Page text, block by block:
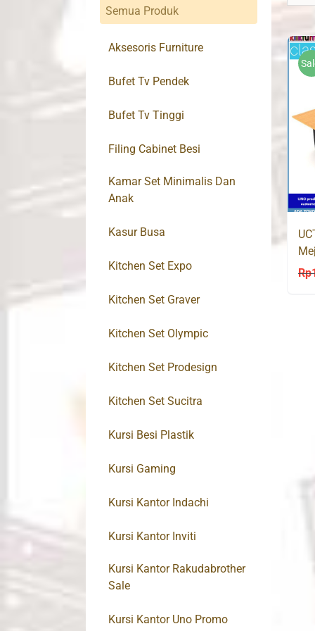
Rp
Semua Produk
Aksesoris Furniture
Bufet Tv Pendek
Bufet Tv Tinggi
Filing Cabinet Besi
Kamar Set Minimalis Dan
Anak
Kasur Busa
Kitchen Set Expo
Kitchen Set Graver
Kitchen Set Olympic
Kitchen Set Prodesign
Kitchen Set Sucitra
Kursi Besi Plastik
Kursi Gaming
Kursi Kantor Indachi
Kursi Kantor Inviti
Kursi Kantor Rakudabrother
Sale
Kursi Kantor Uno Promo